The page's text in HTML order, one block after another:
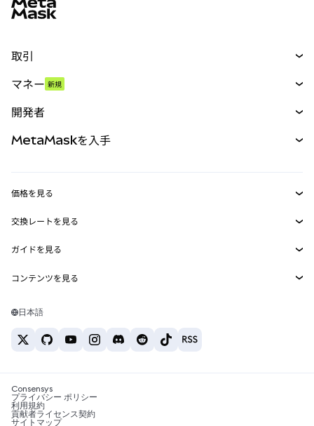
取引
パーペチュアル
RWA
マネー 新規
開発者
MetaMask Connect
Snaps
Web3サービス
MetaMaskを入手
セキュリティ
サポート
キャリア
お問い合わせ
価格を見る
イーサリアムの価格
Solanaの価格
Tetherの価格
交換レートを見る
ETH→USD
USDT→INR
BTC→INR
ETH→USDT
ガイドを見る
ETHの購入
USDTの購入
SHIBの購入
BNBの購入
コンテンツを見る
Solanaウォレット
税制関連ニュース
暗号資産の購入方法は？
日本語
Consensys
プライバシー ポリシー
利用規約
貢献者ライセンス契約
サイトマップ